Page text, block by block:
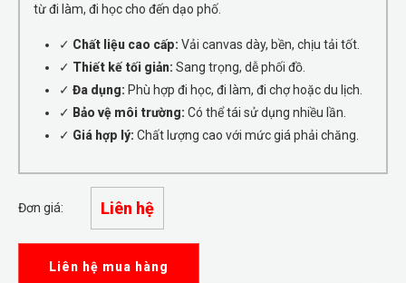
từ đi làm, đi học cho đến dạo phố.
✓ Chất liệu cao cấp: Vải canvas dày, bền, chịu tải tốt.
✓ Thiết kế tối giản: Sang trọng, dễ phối đồ.
✓ Đa dụng: Phù hợp đi học, đi làm, đi chợ hoặc du lịch.
✓ Bảo vệ môi trường: Có thể tái sử dụng nhiều lần.
✓ Giá hợp lý: Chất lượng cao với mức giá phải chăng.
Đơn giá: Liên hệ
Liên hệ mua hàng